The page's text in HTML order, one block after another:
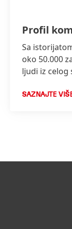
Profil
Sa
oko 50.000
ljudi iz celog
SAZNAJTE